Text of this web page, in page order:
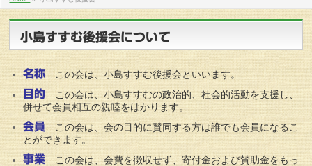
小島すすむ後援会について
名称
この会は、小島すすむ後援会といいます。
目的
この会は、小島すすむの政治的、社会的活動を支援し、
併せて会員相互の親睦をはかります。
会員
この会は、会の目的に賛同する方は誰でも会員になるこ
とができます。
事業
この会は、会費を徴収せず、寄付金および賛助金をもっ